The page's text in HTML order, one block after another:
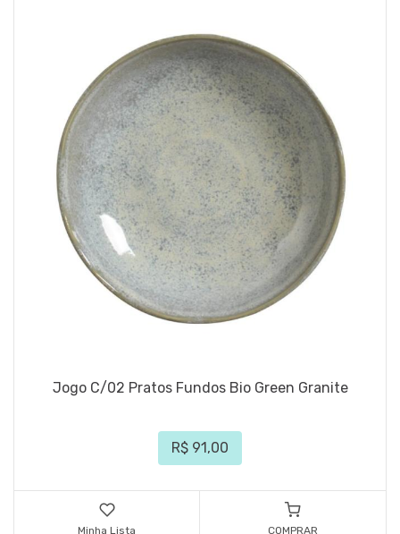
Jogo C/02 Pratos Fundos Bio Green Granite
R$ 91,00
Minha Lista COMPRAR